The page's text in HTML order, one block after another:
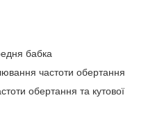
бабка
частоти обертання
обертання та кутової